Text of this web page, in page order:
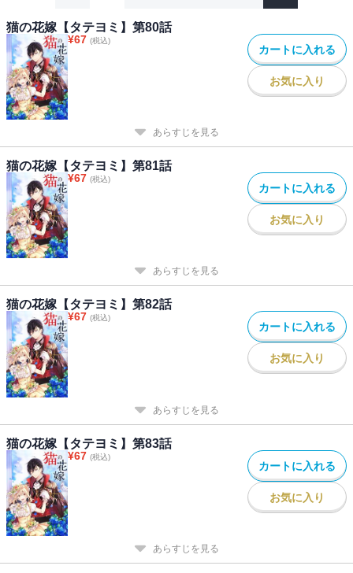
猫の花嫁【タテヨミ】第80話
¥67 (税込)
カートに入れる
お気に入り
あらすじを見る
猫の花嫁【タテヨミ】第81話
¥67 (税込)
カートに入れる
お気に入り
あらすじを見る
猫の花嫁【タテヨミ】第82話
¥67 (税込)
カートに入れる
お気に入り
あらすじを見る
猫の花嫁【タテヨミ】第83話
¥67 (税込)
カートに入れる
お気に入り
あらすじを見る